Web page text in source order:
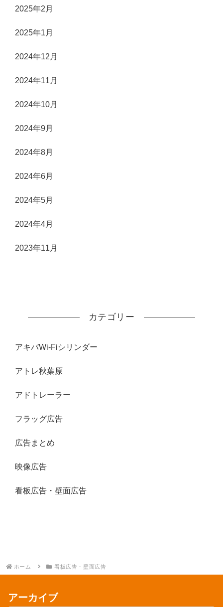
2025年2月
2025年1月
2024年12月
2024年11月
2024年10月
2024年9月
2024年8月
2024年6月
2024年5月
2024年4月
2023年11月
カテゴリー
アキバWi-Fiシリンダー
アトレ秋葉原
アドトレーラー
フラッグ広告
広告まとめ
映像広告
看板広告・壁面広告
ホーム 看板広告・壁面広告
アーカイブ